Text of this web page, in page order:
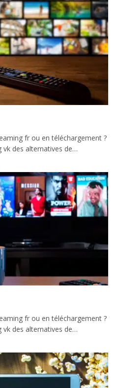
fr ou en téléchargement ?
vk des alternatives de…
fr ou en téléchargement ?
vk des alternatives de…